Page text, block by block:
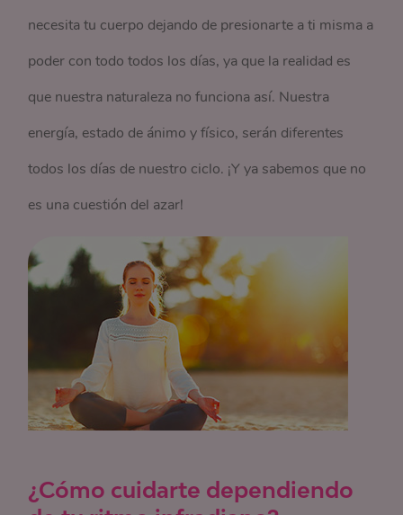
necesita tu cuerpo dejando de presionarte a ti misma a
poder con todo todos los días, ya que la realidad es
que nuestra naturaleza no funciona así. Nuestra
energía, estado de ánimo y físico, serán diferentes
todos los días de nuestro ciclo. ¡Y ya sabemos que no
es una cuestión del azar!
¿Cómo cuidarte dependiendo